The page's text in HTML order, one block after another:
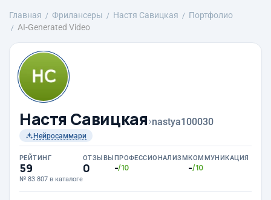
Главная Фрилансеры Настя Савицкая
Портфолио
AI-Generated Video
Настя Савицкая›nastya100030
Нейросаммари
РЕЙТИНГ
59
№ 83 807 в каталоге
ОТЗЫВЫ
0
ПРОФЕССИОНАЛИЗМ
-/10
КОММУНИКАЦИЯ
-/10